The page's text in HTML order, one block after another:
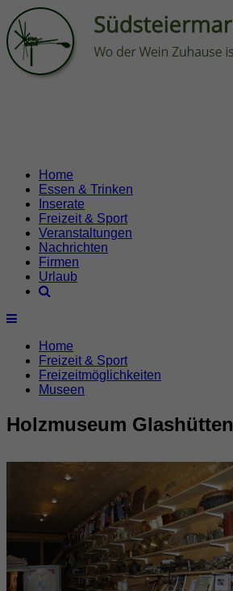
Home
Essen & Trinken
Inserate
Freizeit & Sport
Veranstaltungen
Nachrichten
Firmen
Urlaub
Home
Freizeit & Sport
Freizeitmöglichkeiten
Museen
Holzmuseum Glashütten